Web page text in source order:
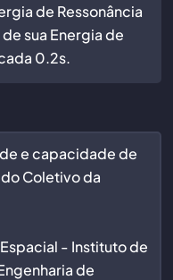
de Ressonância
sua Energia de
0.2s.
e capacidade de
Coletivo da
- Instituto de
de